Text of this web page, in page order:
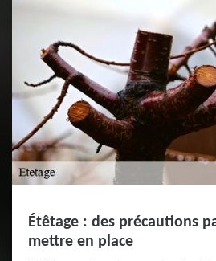
Étêtage : des précautions
mettre en place